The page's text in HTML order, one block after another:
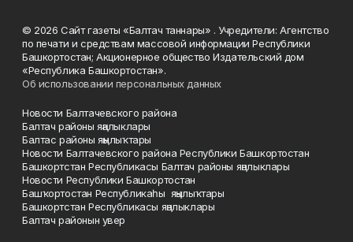
© 2026 Сайт газеты «Балтач таннары» . Учредители: Агентство
по печати и средствам массовой информации Республики
Башкортостан; Акционерное общество Издательский дом
«Республика Башкортостан».
Об использовании персональных данных
Новости Балтачевского района
Балтач районы яңалыклары
Балтас районы яңылыҡтары
Новости Балтачевского района Республики Башкортостан
Башкортстан Республикасы Балтач районы яңалыклары
Новости Республики Башкортостан
Башҡортостан Республикаһы яңылыҡтары
Башкортстан Республикасы яңалыклары
Балтач районын увер